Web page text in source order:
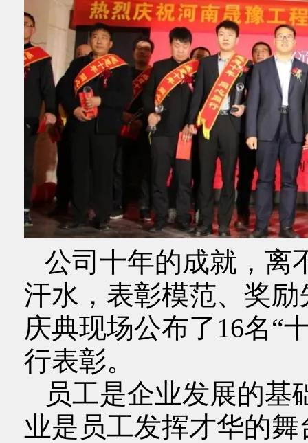
公司十年的成就，离
汗水，表彰模范、奖
庆典现场公布了16名“
行表彰。
员工是企业发展的基
业是员工发挥才华的